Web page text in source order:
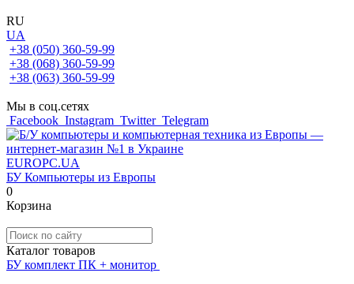
RU
UA
+38 (050) 360-59-99
+38 (068) 360-59-99
+38 (063) 360-59-99
Мы в соц.сетях
Facebook Instagram Twitter Telegram
EUROPC.UA
БУ Компьютеры из Европы
0
Корзина
Каталог товаров
БУ комплект ПК + монитор